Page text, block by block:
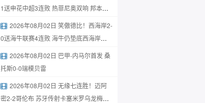
1送申花中超3连败 热菲尼奥双响 邦本宜
2026年08月02日 笑傲德比！西海岸2-
0送海牛联赛4连败 海牛仍垫底西海岸升
2026年08月02日 巴甲-内马尔首发 桑
托斯0-0瑞模贝雷
2026年08月02日 无缘七连胜！迈阿
密2-2哥伦布 苏牙传射卡塞米罗乌龙梅西